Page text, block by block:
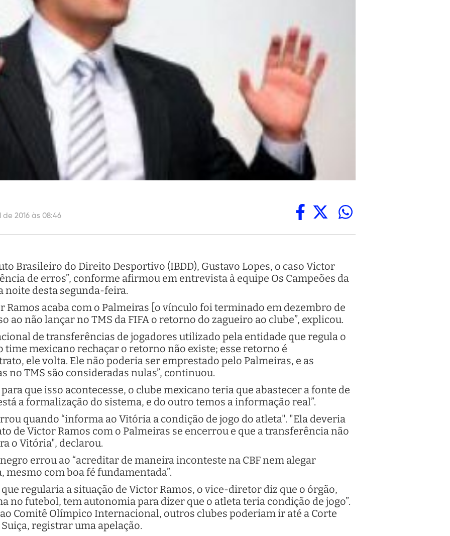
2016 às 08:46
Brasileiro do Direito Desportivo (IBDD), Gustavo Lopes, o caso Victor
de erros”, conforme afirmou em entrevista à equipe Os Campeões da
noite desta segunda-feira.
Ramos acaba com o Palmeiras [o vínculo foi terminado em dezembro de
ao não lançar no TMS da FIFA o retorno do zagueiro ao clube”, explicou.
de transferências de jogadores utilizado pela entidade que regula o
time mexicano rechaçar o retorno não existe; esse retorno é
ele volta. Ele não poderia ser emprestado pelo Palmeiras, e as
no TMS são consideradas nulas”, continuou.
que isso acontecesse, o clube mexicano teria que abastecer a fonte de
a formalização do sistema, e do outro temos a informação real”.
quando “informa ao Vitória a condição de jogo do atleta". "Ela deveria
de Victor Ramos com o Palmeiras se encerrou e que a transferência não
o Vitória", declarou.
errou ao “acreditar de maneira inconteste na CBF nem alegar
com boa fé fundamentada”.
regularia a situação de Victor Ramos, o vice-diretor diz que o órgão,
no futebol, tem autonomia para dizer que o atleta teria condição de jogo”.
Comitê Olímpico Internacional, outros clubes poderiam ir até a Corte
registrar uma apelação.